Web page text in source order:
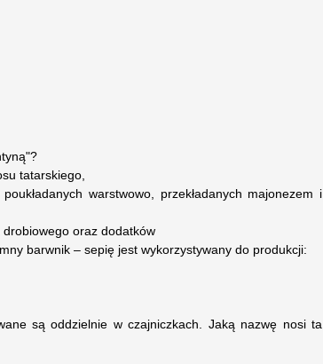
tatarskiego,
warstwowo, przekładanych majonezem i
oraz dodatków
barwnik – sepię jest wykorzystywany do produkcji:
są oddzielnie w czajniczkach. Jaką nazwę nosi ta